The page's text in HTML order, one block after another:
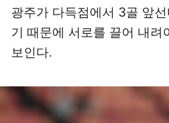
광주가 다득점에서 3골 앞
기 때문에 서로를 끌어 내려
보인다.